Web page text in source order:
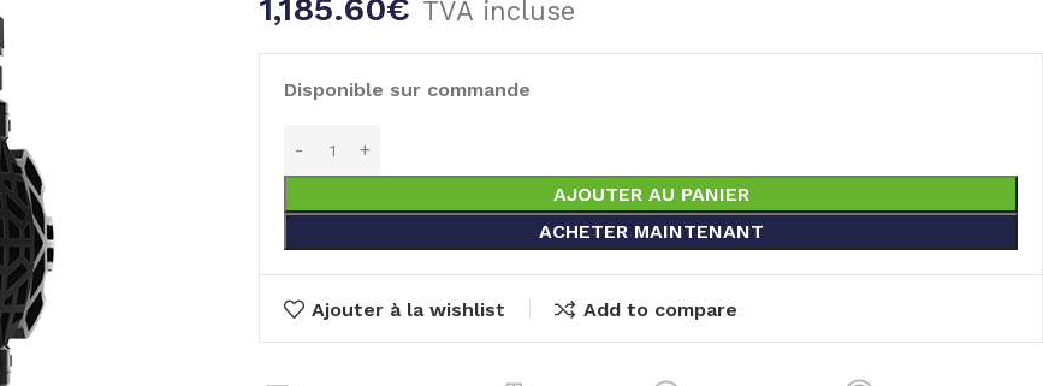
1,185.60€ TVA incluse
Disponible sur commande
AJOUTER AU PANIER
ACHETER MAINTENANT
Ajouter à la wishlist Add to compare